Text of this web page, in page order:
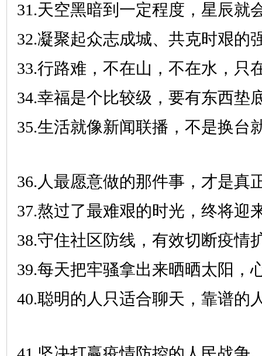
31.天空黑暗到一定程度，星辰就
32.凝聚起众志成城、共克时艰的
33.行路难，不在山，不在水，只
34.幸福是个比较级，要有东西垫
35.生活就像新闻联播，不是换台
36.人最愿意做的那件事，才是真
37.熬过了最难艰的时光，终将迎
38.守住社区防线，有效切断疫情
39.每天把牢骚拿出来晒晒太阳，
40.聪明的人只适合聊天，靠谱的